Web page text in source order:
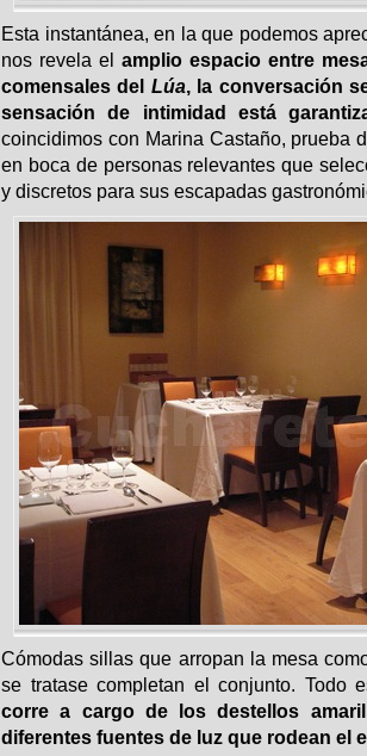
Esta instantánea, en la que podemos
nos revela el amplio espacio entre
comensales del Lúa, la conversación
sensación de intimidad está
coincidimos con Marina Castaño, prueba
en boca de personas relevantes que
y discretos para sus escapadas
Cómodas sillas que arropan la mesa
se tratase completan el conjunto. Todo
corre a cargo de los destellos
diferentes fuentes de luz que rodean el